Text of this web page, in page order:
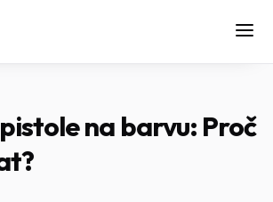
na barvu: Proč